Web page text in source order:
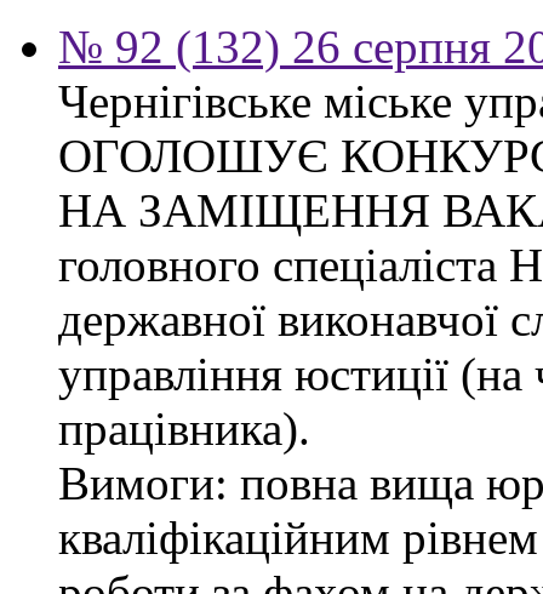
№ 92 (132) 26 серпня
Чернігівське міське
ОГОЛОШУЄ
НА ЗАМІЩЕННЯ
головного спеціаліста
державної виконавчої
управління юстиції (на
працівника).
Вимоги: повна вища
кваліфікаційним